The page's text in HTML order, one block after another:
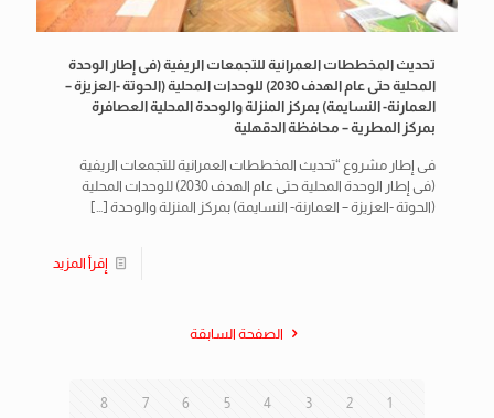
تحديث المخططات العمرانية للتجمعات الريفية (فى إطار الوحدة
المحلية حتى عام الهدف 2030) للوحدات المحلية (الحوتة -العزيزة –
العمارنة- النسايمة) بمركز المنزلة والوحدة المحلية العصافرة
بمركز المطرية – محافظة الدقهلية
فى إطار مشروع “تحديث المخططات العمرانية للتجمعات الريفية
(فى إطار الوحدة المحلية حتى عام الهدف 2030) للوحدات المحلية
(الحوتة -العزيزة – العمارنة- النسايمة) بمركز المنزلة والوحدة […]
إقرأ المزيد
الصفحة السابقة
1
2
3
4
5
6
7
8